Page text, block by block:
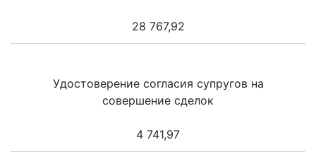
28 767,92
Удостоверение согласия супругов на
совершение сделок
4 741,97